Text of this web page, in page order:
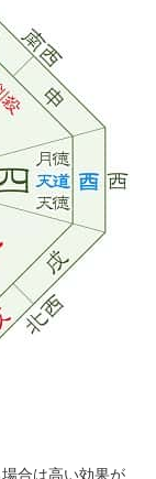
合は高い効果が